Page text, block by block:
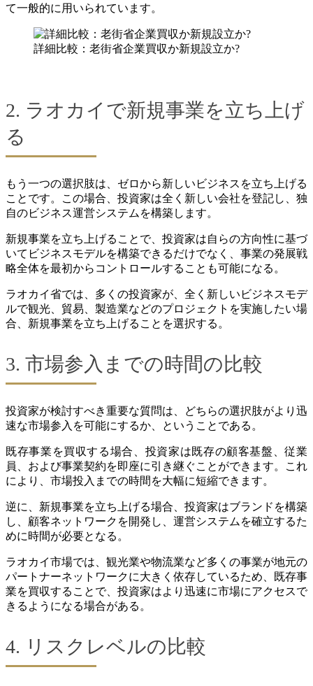
て一般的に用いられています。
詳細比較：老街省企業買収か新規設立か?
2. ラオカイで新規事業を立ち上げ
る
もう一つの選択肢は、ゼロから新しいビジネスを立ち上げる
ことです。この場合、投資家は全く新しい会社を登記し、独
自のビジネス運営システムを構築します。
新規事業を立ち上げることで、投資家は自らの方向性に基づ
いてビジネスモデルを構築できるだけでなく、事業の発展戦
略全体を最初からコントロールすることも可能になる。
ラオカイ省では、多くの投資家が、全く新しいビジネスモデ
ルで観光、貿易、製造業などのプロジェクトを実施したい場
合、新規事業を立ち上げることを選択する。
3. 市場参入までの時間の比較
投資家が検討すべき重要な質問は、どちらの選択肢がより迅
速な市場参入を可能にするか、ということである。
既存事業を買収する場合、投資家は既存の顧客基盤、従業
員、および事業契約を即座に引き継ぐことができます。これ
により、市場投入までの時間を大幅に短縮できます。
逆に、新規事業を立ち上げる場合、投資家はブランドを構築
し、顧客ネットワークを開発し、運営システムを確立するた
めに時間が必要となる。
ラオカイ市場では、観光業や物流業など多くの事業が地元の
パートナーネットワークに大きく依存しているため、既存事
業を買収することで、投資家はより迅速に市場にアクセスで
きるようになる場合がある。
4. リスクレベルの比較